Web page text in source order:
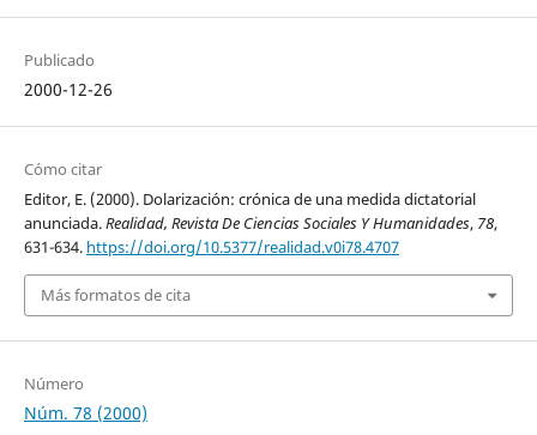
Publicado
2000-12-26
Cómo citar
Editor, E. (2000). Dolarización: crónica de una medida dictatorial
anunciada.Realidad, Revista De Ciencias Sociales Y Humanidades, 78,
631-634. https://doi.org/10.5377/realidad.v0i78.4707
Más formatos de cita
Número
Núm. 78 (2000)